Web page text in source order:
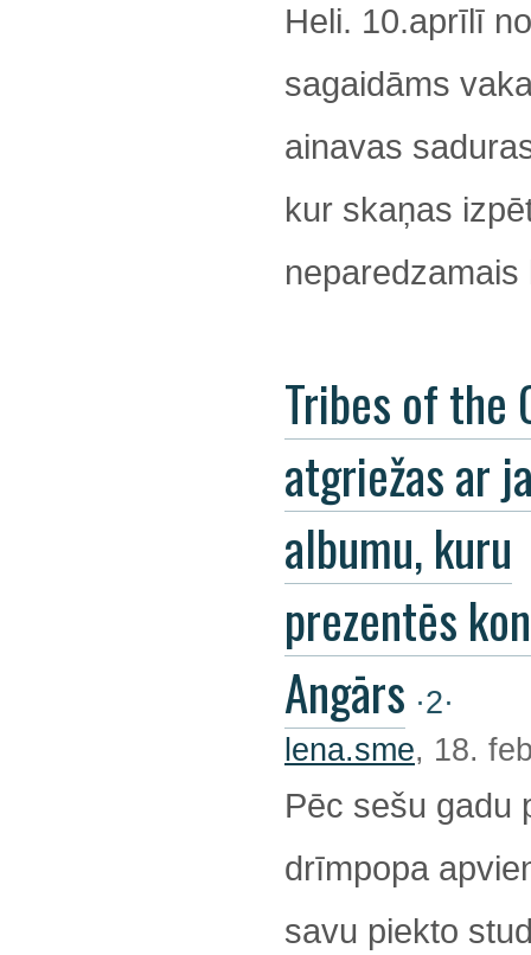
Heli. 10.aprīlī
sagaidāms
ainavas
kur skaņas
Tribes of the
atgriežas ar
albumu, kuru
prezentēs
Angārs ·2·
lena.sme, 18.
Pēc sešu gadu
drīmpopa
savu piekto